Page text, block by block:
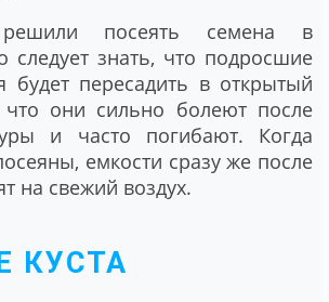
посеять семена в
следует знать, что подросшие
будет пересадить в открытый
что они сильно болеют после
и часто погибают. Когда
емкости сразу же после
на свежий воздух.
КУСТА